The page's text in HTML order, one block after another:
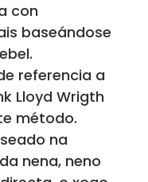
con
baseándose
referencia a
Lloyd Wrigth
método.
na
nena, neno